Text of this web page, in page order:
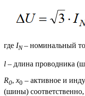
где IN – номинальный
l – длина проводника
R0, x0 – активное и
(шины)